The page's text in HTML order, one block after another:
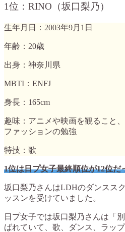
1位：RINO（坂口梨乃）
生年月日：2003年9月1日
年齢：20歳
出身：神奈川県
MBTI：ENFJ
身長：165cm
趣味：アニメや映画を観ること
ファッションの勉強
特技：歌
1位は日プ女子最終順位が12位だ
坂口梨乃さんはLDHのダンスス
ッスンを受けていました。
日プ女子では坂口梨乃さんは「
ばれていて、歌、ダンス、ラッ